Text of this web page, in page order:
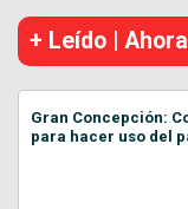
+ Leído | Ahora
Gran Concepción:
para hacer uso del